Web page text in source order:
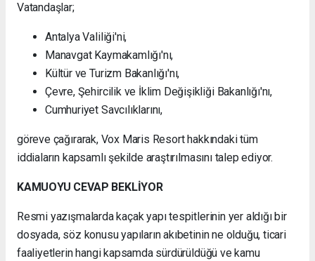
Vatandaşlar;
Antalya Valiliği'ni,
Manavgat Kaymakamlığı'nı,
Kültür ve Turizm Bakanlığı'nı,
Çevre, Şehircilik ve İklim Değişikliği Bakanlığı'nı,
Cumhuriyet Savcılıklarını,
göreve çağırarak, Vox Maris Resort hakkındaki tüm
iddiaların kapsamlı şekilde araştırılmasını talep ediyor.
KAMUOYU CEVAP BEKLİYOR
Resmi yazışmalarda kaçak yapı tespitlerinin yer aldığı bir
dosyada, söz konusu yapıların akıbetinin ne olduğu, ticari
faaliyetlerin hangi kapsamda sürdürüldüğü ve kamu